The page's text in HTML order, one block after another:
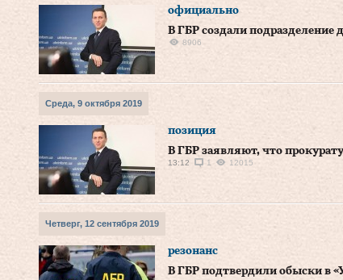
официально
В ГБР создали подразделение
8906
Среда, 9 октября 2019
позиция
В ГБР заявляют, что
13:12 1 12015
Четверг, 12 сентября 2019
резонанс
В ГБР подтвердили обыски в